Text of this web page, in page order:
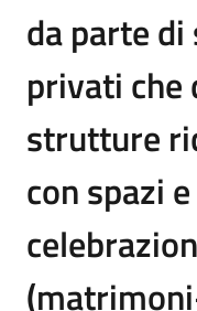
da parte
privati che
strutture
con spazi